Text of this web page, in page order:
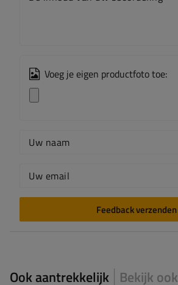
Voeg je eigen productfoto toe:
Uw naam
Uw email
Feedback verzenden
Ook aantrekkelijk Bekijk ook